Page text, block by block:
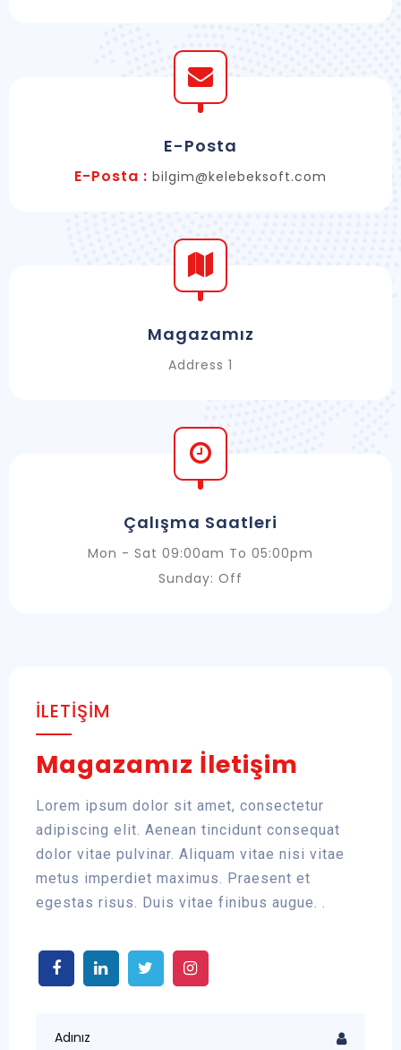
E-Posta
E-Posta : bilgim@kelebeksoft.com
Magazamız
Address 1
Çalışma Saatleri
Mon - Sat 09:00am To 05:00pm
Sunday: Off
İLETIŞIM
Magazamız İletişim
Lorem ipsum dolor sit amet, consectetur
adipiscing elit. Aenean tincidunt consequat
dolor vitae pulvinar. Aliquam vitae nisi vitae
metus imperdiet maximus. Praesent et
egestas risus. Duis vitae finibus augue. .